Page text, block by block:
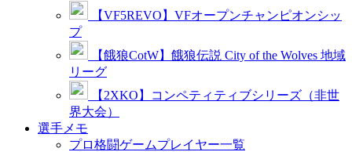
【VF5REVO】VFオープンチャンピオンシッ
プ
【餓狼CotW】餓狼伝説 City of the Wolves 地域
リーグ
【2XKO】コンペティティブシリーズ（非世
界大会）
選手メモ
プロ格闘ゲームプレイヤー一覧